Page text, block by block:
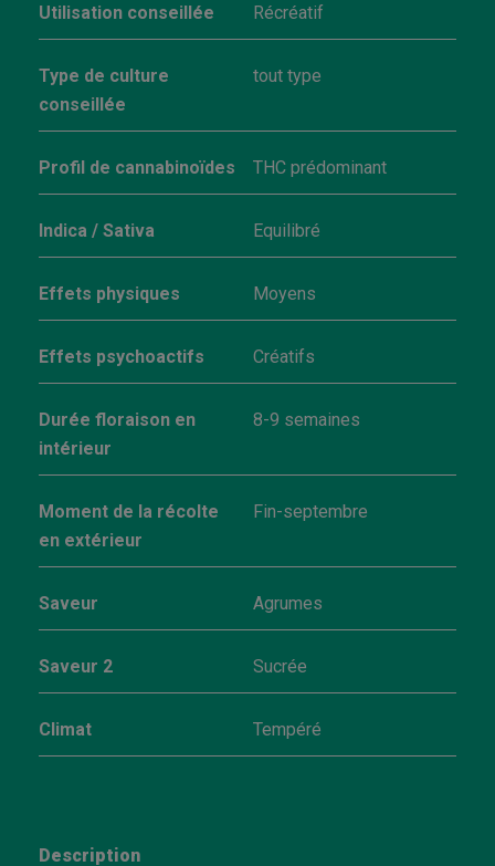
Utilisation conseillée Récréatif
Type de culture
conseillée
tout type
Profil de cannabinoïdes THC prédominant
Indica / Sativa Equilibré
Effets physiques Moyens
Effets psychoactifs Créatifs
Durée floraison en
intérieur
8-9 semaines
Moment de la récolte
en extérieur
Fin-septembre
Saveur Agrumes
Saveur 2 Sucrée
Climat Tempéré
Description